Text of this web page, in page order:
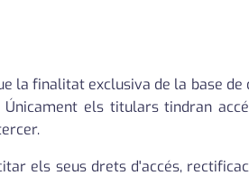
la finalitat exclusiva de la base
Únicament els titulars tindran
els seus drets d'accés,